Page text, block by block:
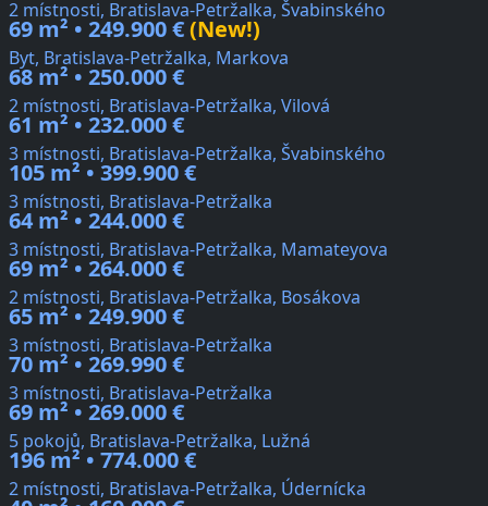
2 místnosti, Bratislava-Petržalka, Švabinského
69 m² • 249.900 €(New!)
Byt, Bratislava-Petržalka, Markova
68 m² • 250.000 €
2 místnosti, Bratislava-Petržalka, Vilová
61 m² • 232.000 €
3 místnosti, Bratislava-Petržalka, Švabinského
105 m² • 399.900 €
3 místnosti, Bratislava-Petržalka
64 m² • 244.000 €
3 místnosti, Bratislava-Petržalka, Mamateyova
69 m² • 264.000 €
2 místnosti, Bratislava-Petržalka, Bosákova
65 m² • 249.900 €
3 místnosti, Bratislava-Petržalka
70 m² • 269.990 €
3 místnosti, Bratislava-Petržalka
69 m² • 269.000 €
5 pokojů, Bratislava-Petržalka, Lužná
196 m² • 774.000 €
2 místnosti, Bratislava-Petržalka, Údernícka